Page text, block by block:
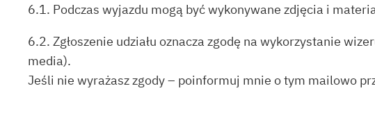
6.1. Podczas wyjazdu mogą być wykonywane zdjęcia i
6.2. Zgłoszenie udziału oznacza zgodę na wykorzystanie
media).
Jeśli nie wyrażasz zgody – poinformuj mnie o tym mailowo